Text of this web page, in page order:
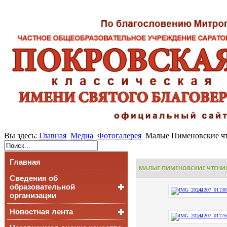
Вы здесь: Главная Медиа Фотогалерея Малые Пименовские
Главная
Сведения об
образовательной
организации
Основные сведения
Структура и органы
Новостная лента
МАЛЫЕ ПИМЕНОВСКИЕ ЧТЕНИЯ